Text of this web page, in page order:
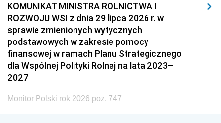
KOMUNIKAT MINISTRA ROLNICTWA I
ROZWOJU WSI z dnia 29 lipca 2026 r. w
sprawie zmienionych wytycznych
podstawowych w zakresie pomocy
finansowej w ramach Planu Strategicznego
dla Wspólnej Polityki Rolnej na lata 2023–
2027
Monitor Polski rok 2026 poz. 747